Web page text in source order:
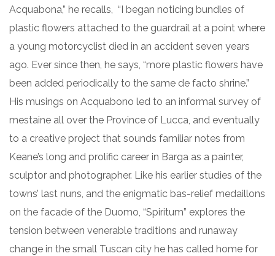
Acquabona,” he recalls, “I began noticing bundles of
plastic flowers attached to the guardrail at a point where
a young motorcyclist died in an accident seven years
ago. Ever since then, he says, “more plastic flowers have
been added periodically to the same de facto shrine.”
His musings on Acquabono led to an informal survey of
mestaine all over the Province of Lucca, and eventually
to a creative project that sounds familiar notes from
Keane’s long and prolific career in Barga as a painter,
sculptor and photographer. Like his earlier studies of the
towns’ last nuns, and the enigmatic bas-relief medaillons
on the facade of the Duomo, “Spiritum” explores the
tension between venerable traditions and runaway
change in the small Tuscan city he has called home for